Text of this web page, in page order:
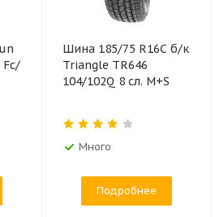
Fс/
Шина 185/75 R16C б/к
Triangle TR646
104/102Q 8 сл. M+S
Много
Подробнее